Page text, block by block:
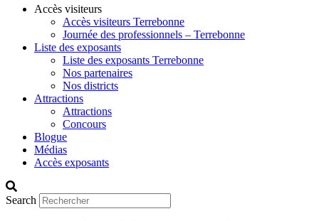
Accès visiteurs
Accès visiteurs Terrebonne
Journée des professionnels – Terrebonne
Liste des exposants
Liste des exposants Terrebonne
Nos partenaires
Nos districts
Attractions
Attractions
Concours
Blogue
Médias
Accès exposants
Search